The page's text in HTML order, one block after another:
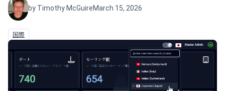
by Timothy McGuireMarch 15, 2026
国際